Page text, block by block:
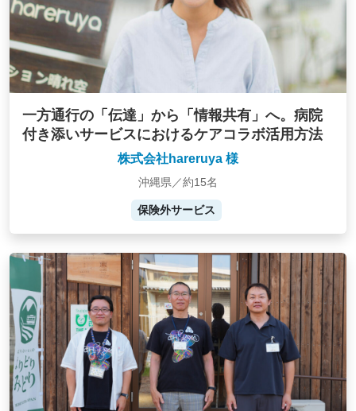
一方通行の「伝達」から「情報共有」へ。病院
付き添いサービスにおけるケアコラボ活用方法
株式会社hareruya 様
沖縄県／約15名
保険外サービス